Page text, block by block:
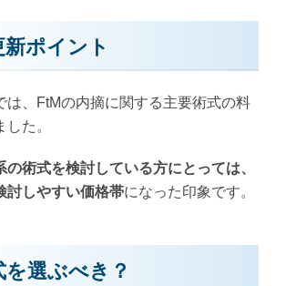
ポイント
は、FtMの内摘に関する主要術式の料
た。
の術式を検討している方にとっては、
討しやすい価格帯になった印象です。
選ぶべき？